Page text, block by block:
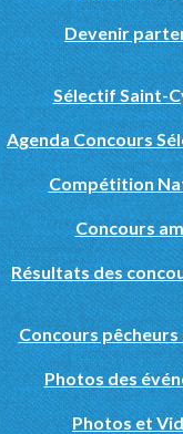
Devenir
Sélectif Saint-
Agenda Concours
Compétition
Concours
Résultats des
Concours
Photos des
Photos et